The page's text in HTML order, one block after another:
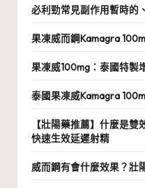
必利勁常見副作用暫時的
果凍威而鋼Kamagra
果凍威100mg：泰國特製
泰國果凍威Kamagra
【壯陽藥推薦】什麼是
快速生效延遲射精
威而鋼有會什麼效果？壯